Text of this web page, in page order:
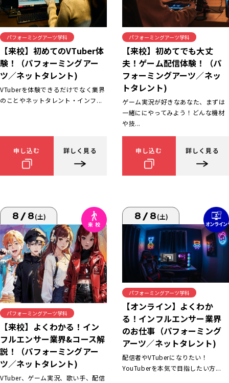
パフォーミングアーツ学科
【来校】初めてのVTuber体
験！（パフォーミングアー
ツ／ネットタレント)
VTuberを体験できるだけでなく業界
のことやネットタレント・インフ...
申し込む 詳しく見る
パフォーミングアーツ学科
【来校】初めてでも大丈
夫！ゲーム配信体験！（パ
フォーミングアーツ／ネッ
トタレント)
ゲーム実況が好きなあなた、まずは
一緒ににやってみよう！どんな機材
や技...
申し込む 詳しく見る
8/8(土)
パフォーミングアーツ学科
【来校】よくわかる！イン
フルエンサー業界&コース解
説！（パフォーミングアー
ツ／ネットタレント)
VTuber、ゲーム実況、歌い手、配信
8/8(土)
パフォーミングアーツ学科
【オンライン】よくわか
る！インフルエンサー業界
のお仕事（パフォーミング
アーツ／ネットタレント)
配信者やVTuberになりたい！
YouTuberを本気で目指したい方...